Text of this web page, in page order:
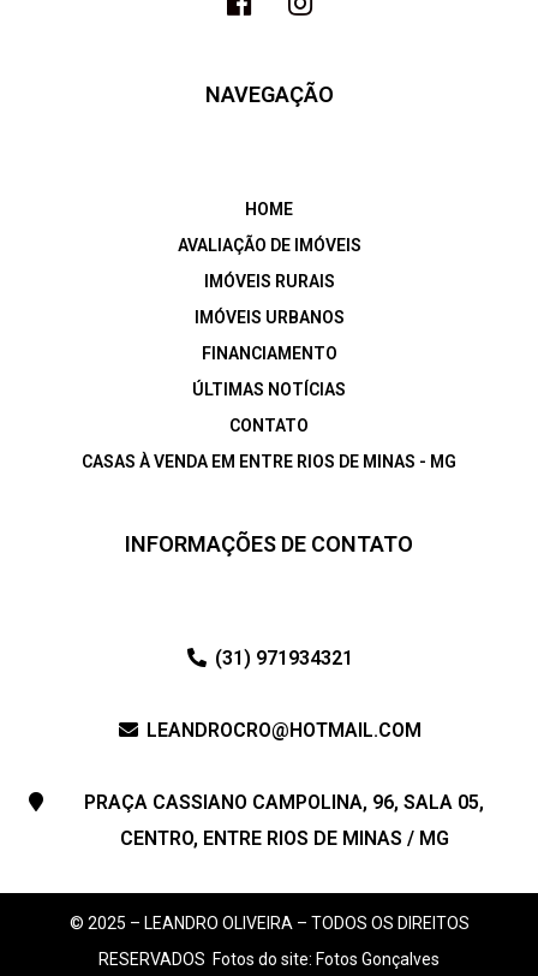
NAVEGAÇÃO
HOME
AVALIAÇÃO DE IMÓVEIS
IMÓVEIS RURAIS
IMÓVEIS URBANOS
FINANCIAMENTO
ÚLTIMAS NOTÍCIAS
CONTATO
CASAS À VENDA EM ENTRE RIOS DE MINAS - MG
INFORMAÇÕES DE CONTATO
(31) 971934321
LEANDROCRO@HOTMAIL.COM
PRAÇA CASSIANO CAMPOLINA, 96, SALA 05,
CENTRO, ENTRE RIOS DE MINAS / MG
© 2025 – LEANDRO OLIVEIRA – TODOS OS DIREITOS
RESERVADOS Fotos do site: Fotos Gonçalves